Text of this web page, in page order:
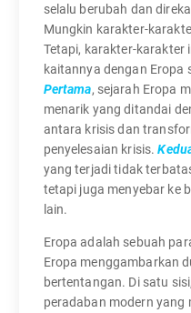
selalu berubah dan
Mungkin karakter-
Tetapi, karakter-karakter
kaitannya dengan Eropa
Pertama, sejarah Eropa
menarik yang ditandai
antara krisis dan
penyelesaian krisis.
yang terjadi tidak
tetapi juga menyebar ke
lain.
Eropa adalah sebuah
Eropa menggambarkan
bertentangan. Di satu
peradaban modern yang